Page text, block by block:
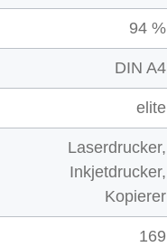
94 %
DIN A4
elite
Laserdrucker,
Inkjetdrucker,
Kopierer
169